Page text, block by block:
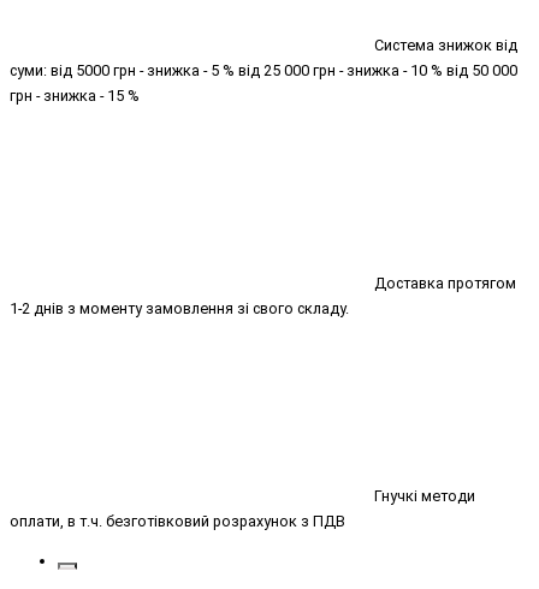
Система знижок від
суми: від 5000 грн - знижка - 5 % від 25 000 грн - знижка - 10 % від 50 000
грн - знижка - 15 %
Доставка протягом
1-2 днів з моменту замовлення зі свого складу.
Гнучкі методи
оплати, в т.ч. безготівковий розрахунок з ПДВ